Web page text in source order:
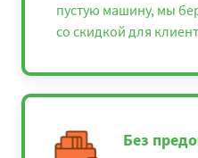
пустую машину, мы
со скидкой для
Без